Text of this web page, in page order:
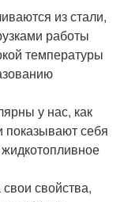
из стали,
работы
температуры
у нас, как
показывают себя
свойства,